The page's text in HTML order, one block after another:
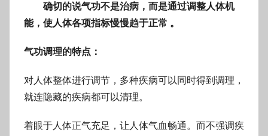
确切的说气功不是治病，而是通过调整人体机
能，使人体各项指标慢慢趋于正常 。
气功调理的特点：
对人体整体进行调节，多种疾病可以同时得到调理，
就连隐藏的疾病都可以清理。
着眼于人体正气充足，让人体气血畅通。而不强调疾